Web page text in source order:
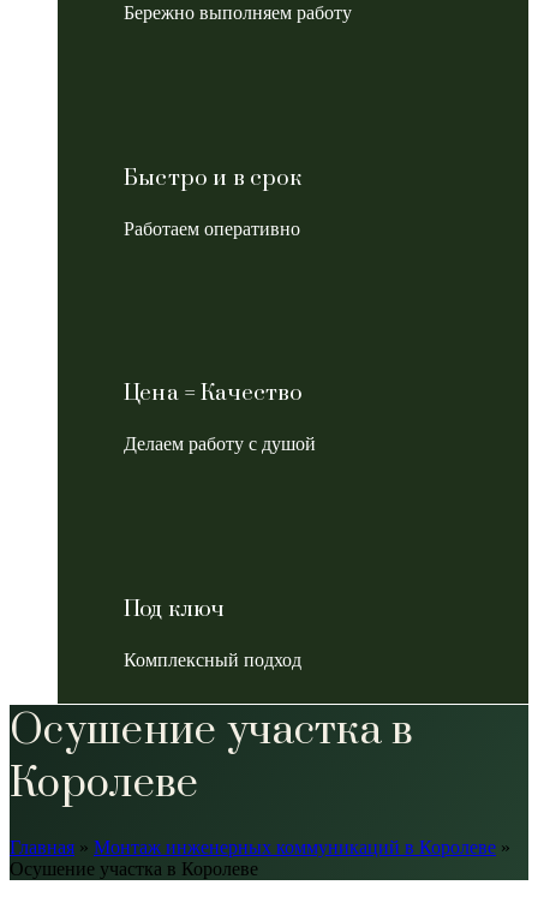
Бережно выполняем работу
Быстро и в срок
Работаем оперативно
Цена = Качество
Делаем работу с душой
Под ключ
Комплексный подход
Осушение участка в
Королеве
Главная » Монтаж инженерных коммуникаций в Королеве »
Осушение участка в Королеве